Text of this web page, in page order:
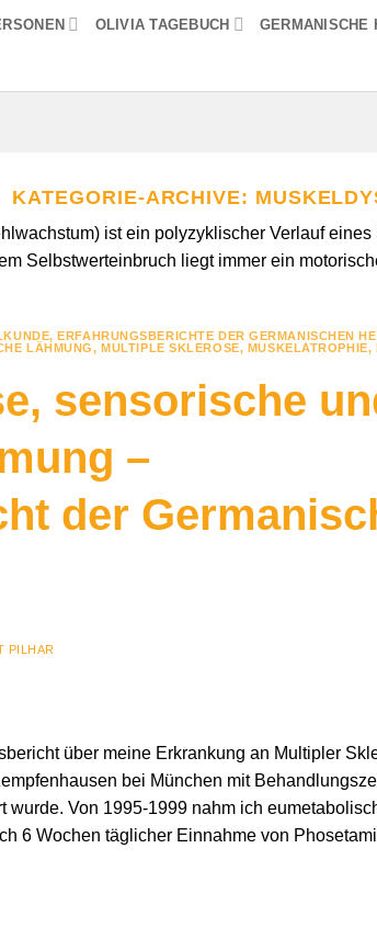
OLIVIA TAGEBUCH GERMANISCHE
KATEGORIE-ARCHIVE:
ist ein polyzyklischer Verlauf
Selbstwerteinbruch liegt immer ein
,ERFAHRUNGSBERICHTE DER GERMANISCHEN
LÄHMUNG,MULTIPLE SKLEROSE, MUSKELATROPHIE,
sensorische
–
der
PILHAR
über meine Erkrankung an Multipler
bei München mit
wurde. Von 1995-1999 nahm ich
6 Wochen täglicher Einnahme von